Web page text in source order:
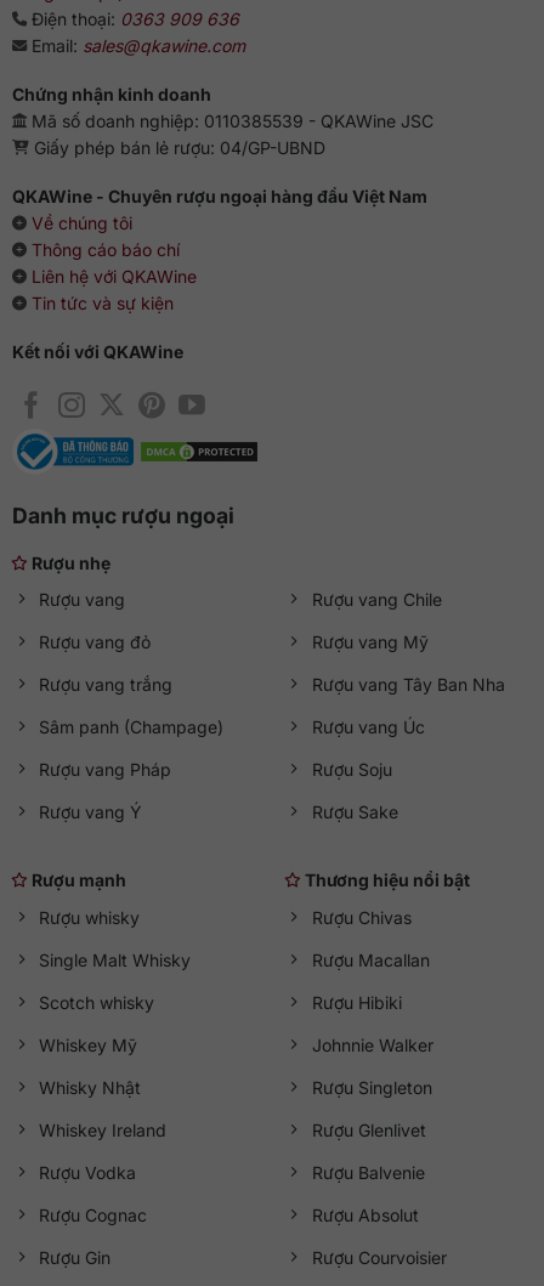
điểm chất lượng, trong đó:
Wine Advocate – Vintage 2016 với số điểm 89/100
Le Figaro Vin – Frederic Durand Bazin – Vintage 2016 với
số điểm 17.5/20
93/100
Điện thoại: 0363 909 636
Email: sales@qkawine.com
Chứng nhận kinh doanh
Mã số doanh nghiệp: 0110385539 - QKAWine JSC
Giấy phép bán lẻ rượu: 04/GP-UBND
QKAWine - Chuyên rượu ngoại hàng đầu Việt Nam
Về chúng tôi
Thông cáo báo chí
Liên hệ với QKAWine
Tin tức và sự kiện
Kết nối với QKAWine
Danh mục rượu ngoại
Rượu nhẹ
Rượu vang
Rượu vang đỏ
Rượu vang trắng
Sâm panh (Champage)
Rượu vang Pháp
Rượu vang Ý
Rượu vang Chile
Rượu vang Mỹ
Rượu vang Tây Ban Nha
Rượu vang Úc
Rượu Soju
Rượu Sake
Rượu mạnh
Rượu whisky
Single Malt Whisky
Scotch whisky
Whiskey Mỹ
Whisky Nhật
Whiskey Ireland
Rượu Vodka
Rượu Cognac
Rượu Gin
Thương hiệu nổi bật
Rượu Chivas
Rượu Macallan
Rượu Hibiki
Johnnie Walker
Rượu Singleton
Rượu Glenlivet
Rượu Balvenie
Rượu Absolut
Rượu Courvoisier